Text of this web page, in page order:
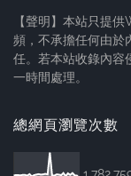
【聲明】本站只提
頻，不承擔任何由於
任。若本站收錄內容
一時間處理。
總網頁瀏覽次數